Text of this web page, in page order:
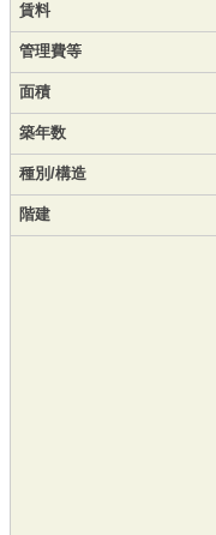
賃料
管理費等
面積
築年数
種別/構造
階建